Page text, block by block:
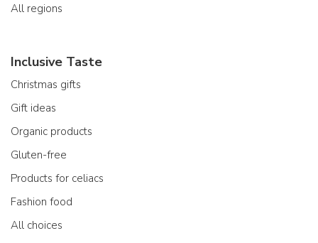
All regions
Inclusive Taste
Christmas gifts
Gift ideas
Organic products
Gluten-free
Products for celiacs
Fashion food
All choices